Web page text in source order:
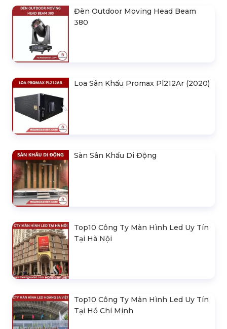
Đèn Outdoor Moving Head Beam
380
Loa Sân Khấu Promax Pl212Ar (2020)
Sàn Sân Khấu Di Động
Top10 Công Ty Màn Hình Led Uy Tín
Tại Hà Nội
Top10 Công Ty Màn Hình Led Uy Tín
Tại Hồ Chí Minh